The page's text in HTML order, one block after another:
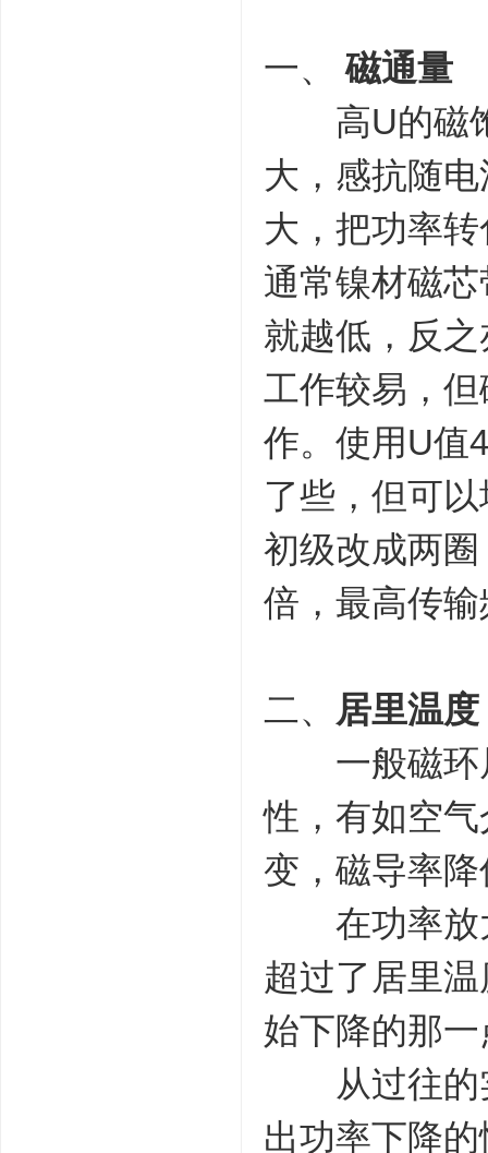
一、磁通量
高U的磁饱
大，感抗随
大，把功率
通常镍材磁
就越低，反
工作较易，
作。使用U值
了些，但可
初级改成两
倍，最高传
二、 居里温度
一般磁环
性，有如空
变，磁导率
在功率放大
超过了居里
始下降的那
从过往的实
出功率下降